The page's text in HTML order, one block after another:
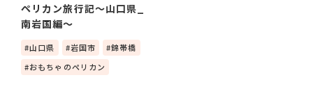
ペリカン旅行記～山口県_
南岩国編～
山口県 岩国市
錦帯橋
おもちゃのペリカン